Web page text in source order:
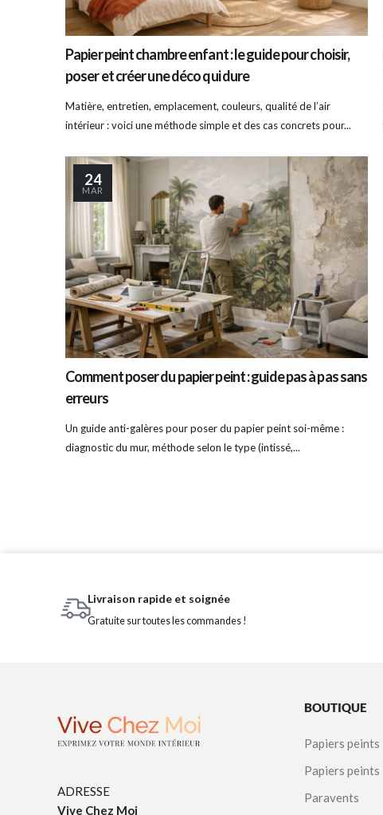
Papier peint chambre enfant : le guide pour choisir,
poser et créer une déco qui dure
Matière, entretien, emplacement, couleurs, qualité de l’air
intérieur : voici une méthode simple et des cas concrets pour...
24
MAR
Comment poser du papier peint : guide pas à pas sans
erreurs
Un guide anti-galères pour poser du papier peint soi-même :
diagnostic du mur, méthode selon le type (intissé,...
Livraison rapide et soignée
Gratuite sur toutes les commandes !
ADRESSE
Vive Chez Moi
BOUTIQUE
Papiers peints
Papiers peints
Paravents